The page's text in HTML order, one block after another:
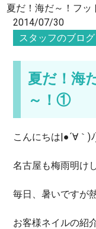
夏だ！海だ～！フッ
2014/07/30
スタッフのブログ
夏だ！海
～！①
こんにちは|●´∀｀)ﾉ
名古屋も梅雨明け
毎日、暑いですが
お客様ネイルの紹